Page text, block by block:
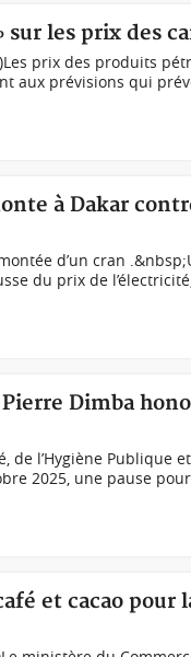
sur les prix des
prix des produits
aux prévisions qui
à Dakar
d’un cran
du prix de
Dimba
de l’Hygiène Publique
2025, une pause
et cacao